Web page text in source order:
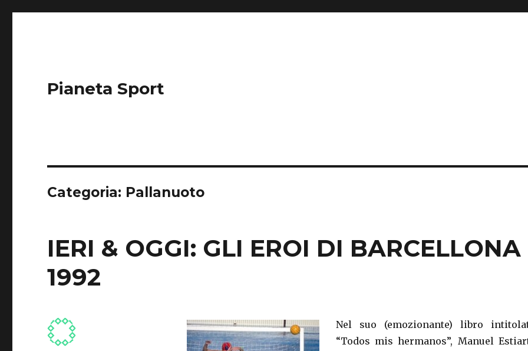
Pianeta Sport
Categoria: Pallanuoto
IERI & OGGI: GLI EROI DI BARCELLONA
1992
Nel suo (emozionante) libro
“Todos mis hermanos”, Manuel